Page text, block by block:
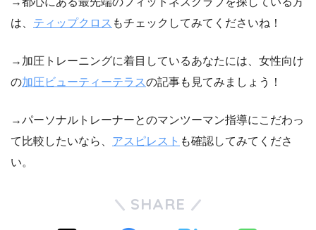
は、 ティップクロス もチェックしてみてくださいね！
→加圧トレーニングに着目しているあなたには、女性向け
の加圧ビューティーテラスの記事も見てみましょう！
→パーソナルトレーナーとのマンツーマン指導にこだわっ
て比較したいなら、 アスピレスト も確認してみてくださ
い。
SHARE